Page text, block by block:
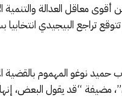
معاقل العدالة والتنمية
تراجع البيجيدي
حميد نوغو المهموم بالقضية
مضيفة “قد يقول البعض،